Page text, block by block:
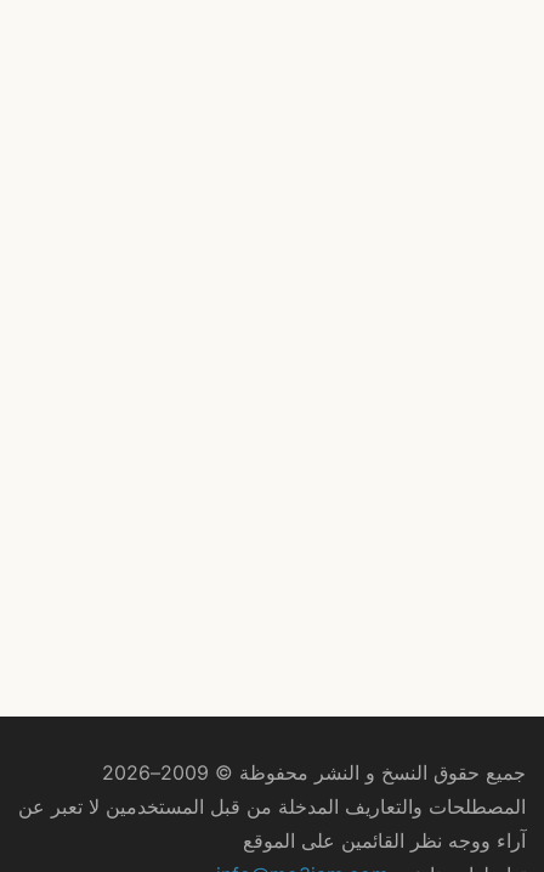
جميع حقوق النسخ و النشر محفوظة © 2009–2026
المصطلحات والتعاريف المدخلة من قبل المستخدمين لا تعبر عن
آراء ووجه نظر القائمين على الموقع